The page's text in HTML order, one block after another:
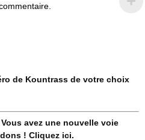
de Kountrass de votre choix
avez une nouvelle voie
! Cliquez ici.